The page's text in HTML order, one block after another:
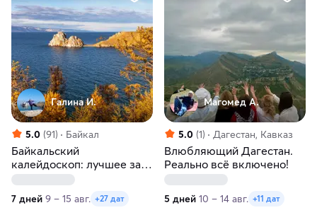
Галина И.
5.0 (91) Байкал
Байкальский
калейдоскоп: лучшее за
7 дней 9 – 15 авг. +27 дат
Магомед А.
5.0 (1) Дагестан, Кавказ
Влюбляющий Дагестан.
Реально всё включено!
5 дней 10 – 14 авг. +11 дат